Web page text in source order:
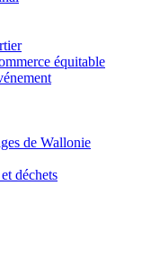
équitable
de Wallonie
déchets